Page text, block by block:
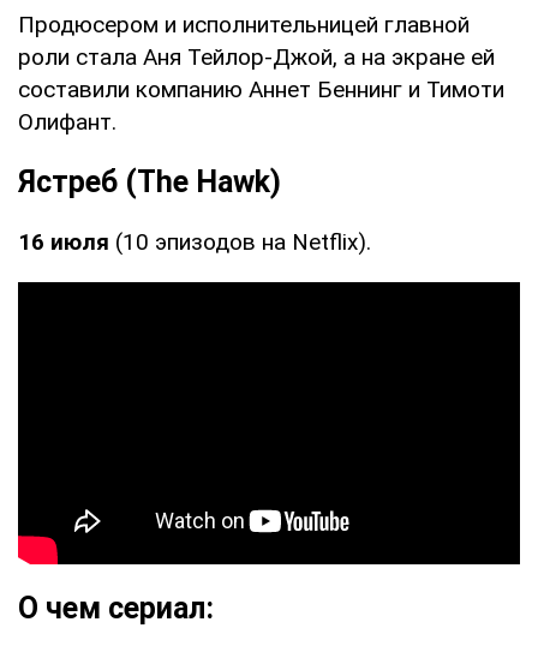
Продюсером и исполнительницей главной
роли стала Аня Тейлор-Джой, а на экране ей
составили компанию Аннет Беннинг и Тимоти
Олифант.
Ястреб (The Hawk)
16 июля (10 эпизодов на Netflix).
О чем сериал: